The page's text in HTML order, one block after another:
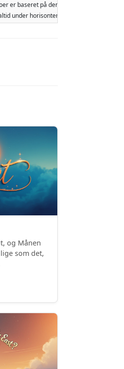
baseret på den gregorianske
under horisonten). To måneopgange
og Månen
som det,